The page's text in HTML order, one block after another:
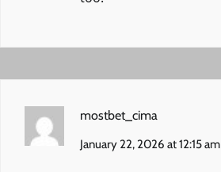
mostbet_cima
January 22, 2026 at 12:15 am